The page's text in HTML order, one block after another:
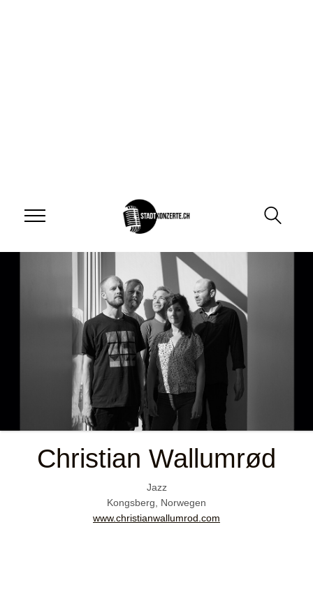
Christian Wallumrød
Jazz
Kongsberg, Norwegen
www.christianwallumrod.com